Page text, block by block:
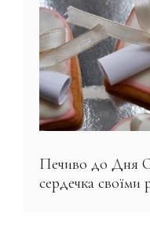
Печиво до Дня
сердечка своїми